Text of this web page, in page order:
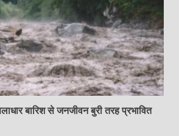
बारिश से जनजीवन बुरी तरह प्रभावित